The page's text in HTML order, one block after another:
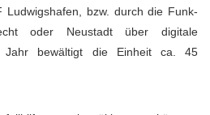
Ludwigshafen, bzw. durch die Funk-
oder Neustadt über digitale
Jahr bewältigt die Einheit ca. 45